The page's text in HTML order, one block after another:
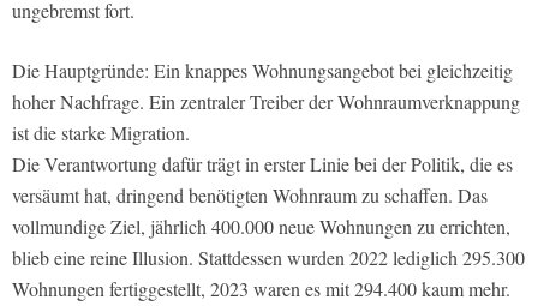
ungebremst fort.
Die Hauptgründe: Ein knappes Wohnungsangebot bei gleichzeitig
hoher Nachfrage. Ein zentraler Treiber der Wohnraumverknappung
ist die starke Migration.
Die Verantwortung dafür trägt in erster Linie bei der Politik, die es
versäumt hat, dringend benötigten Wohnraum zu schaffen. Das
vollmundige Ziel, jährlich 400.000 neue Wohnungen zu errichten,
blieb eine reine Illusion. Stattdessen wurden 2022 lediglich 295.300
Wohnungen fertiggestellt, 2023 waren es mit 294.400 kaum mehr.